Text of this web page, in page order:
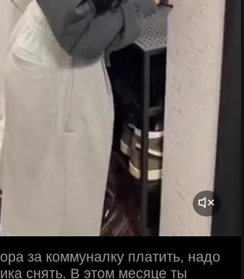
за коммуналку платить, надо
снять. В этом месяце ты